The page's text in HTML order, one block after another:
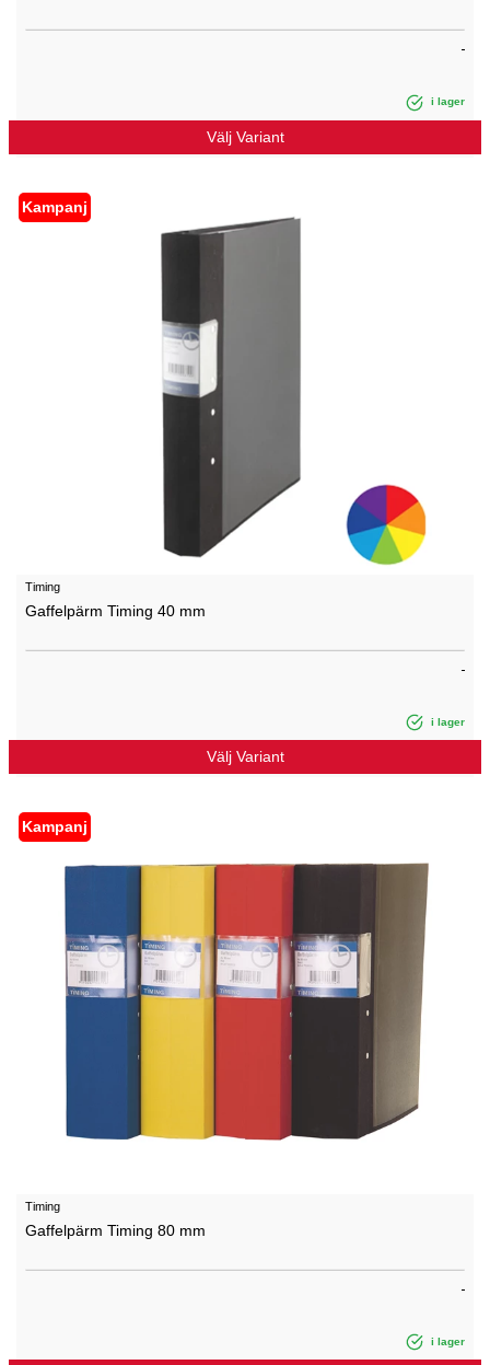
i lager
Välj Variant
Kampanj
Timing
Gaffelpärm Timing 40 mm
i lager
Välj Variant
Kampanj
Timing
Gaffelpärm Timing 80 mm
i lager